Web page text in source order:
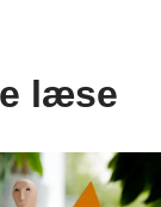
læse